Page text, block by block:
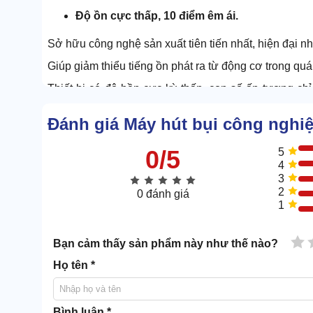
Độ ồn cực thấp, 10 điểm êm ái.
Sở hữu công nghệ sản xuất tiên tiến nhất, hiện đại
Giúp giảm thiểu tiếng ồn phát ra từ động cơ trong
Thiết bị có độ bền cực kỳ thấp, con số ấn tượng
Tạo môi trường làm việc hiệu quả trong không
Dọn bụi siêu sạch
Đánh giá Máy hút bụi công
0/5
0 đánh giá
5
4
3
2
1
Bạn cảm thấy sản phẩm này như thế nào? 1
Họ tên *